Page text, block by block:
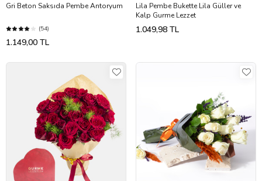
Gri Beton Saksıda Pembe Antoryum
(54)
1.149,00 TL
Lila Pembe Bukette Lila Güller ve
Kalp Gurme Lezzet
1.049,98 TL